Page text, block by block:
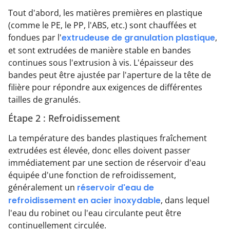
Tout d'abord, les matières premières en plastique
(comme le PE, le PP, l'ABS, etc.) sont chauffées et
fondues par l'extrudeuse de granulation plastique,
et sont extrudées de manière stable en bandes
continues sous l'extrusion à vis. L'épaisseur des
bandes peut être ajustée par l'aperture de la tête de
filière pour répondre aux exigences de différentes
tailles de granulés.
Étape 2 : Refroidissement
La température des bandes plastiques fraîchement
extrudées est élevée, donc elles doivent passer
immédiatement par une section de réservoir d'eau
équipée d'une fonction de refroidissement,
généralement un réservoir d'eau de
refroidissement en acier inoxydable, dans lequel
l'eau du robinet ou l'eau circulante peut être
continuellement circulée.